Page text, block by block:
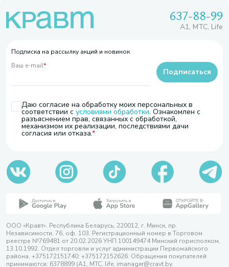
637-88-99
A1, МТС, Life
Подписка на рассылку акций и новинок
Ваш e-mail*
Даю согласие на обработку моих персональных в
соответствии с условиями обработки. Ознакомлен с
разъяснением прав, связанных с обработкой,
механизмом их реализации, последствиями дачи
согласия или отказа.
Подписаться
ООО «Кравт». Республика Беларусь, 220012, г. Минск, пр.
Независимости, 76, оф. 103. Регистрационный номер в Торговом
реестре №769481 от 20.02.2026 УНП 100149474 Минский горисполком,
13.10.1992. Отдел торговли и услуг администрации Первомайского
района, +375172151740; +375172152626. Обращения покупателей
принимаются: 6378899 (А1, МТС, life, imanager@cravt.by.